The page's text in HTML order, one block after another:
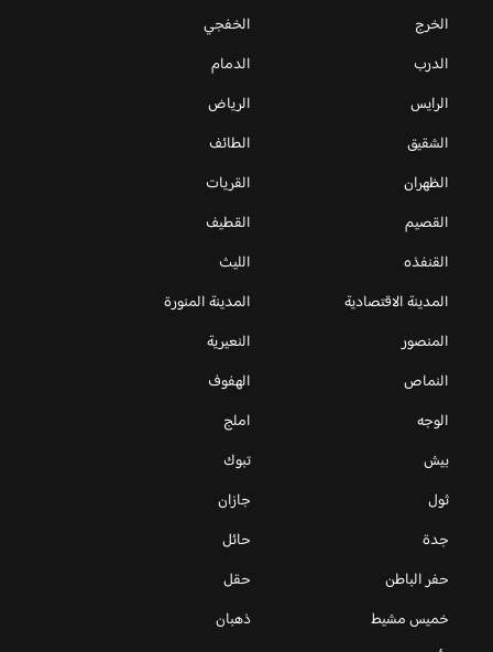
الخرج
الخفجي
الدرب
الدمام
الرايس
الرياض
الشقيق
الطائف
الظهران
القريات
القصيم
القطيف
القنفذه
الليث
المدينة الاقتصادية
المدينة المنورة
المنصور
النعيرية
النماص
الهفوف
الوجه
املج
بيش
تبوك
ثول
جازان
جدة
حائل
حفر الباطن
حقل
خميس مشيط
ذهبان